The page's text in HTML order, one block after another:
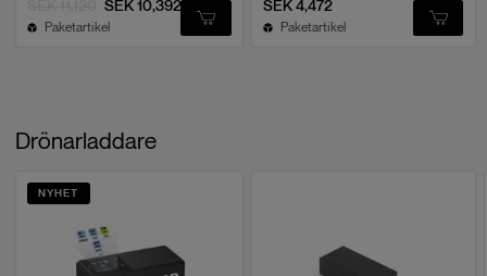
SEK 10,392
Paketartikel
SEK 4,472
Paketartikel
Drönarladdare
NYHET